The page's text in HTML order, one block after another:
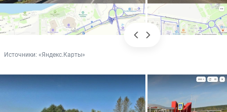
Источники: «Яндекс.Карты»